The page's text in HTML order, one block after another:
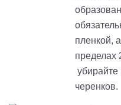
пленкой,
пределах
убирайте
черенков.